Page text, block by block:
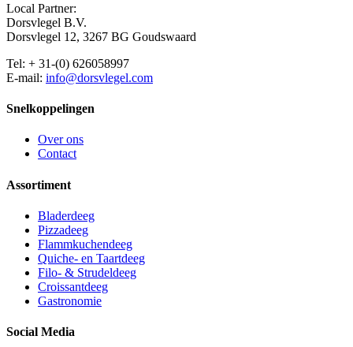
Local Partner:
Dorsvlegel B.V.
Dorsvlegel 12, 3267 BG Goudswaard
Tel: + 31-(0) 626058997
E-mail: info@dorsvlegel.com
Snelkoppelingen
Over ons
Contact
Assortiment
Bladerdeeg
Pizzadeeg
Flammkuchendeeg
Quiche- en Taartdeeg
Filo- & Strudeldeeg
Croissantdeeg
Gastronomie
Social Media